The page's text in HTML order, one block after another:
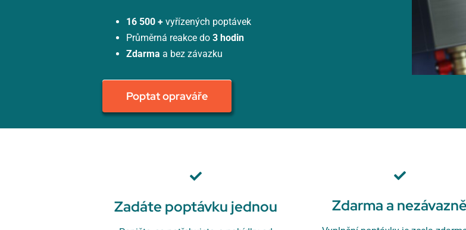
16 500 + vyřízených poptávek
Průměrná reakce do 3 hodin
Zdarma a bez závazku
Poptat opraváře
Zadáte poptávku jednou Zdarma a nezávazně